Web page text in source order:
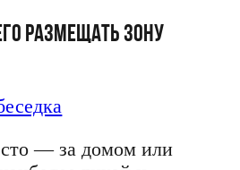
размещать зону
— за домом или